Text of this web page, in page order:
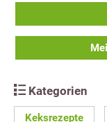
Kategorien
Keksrezepte